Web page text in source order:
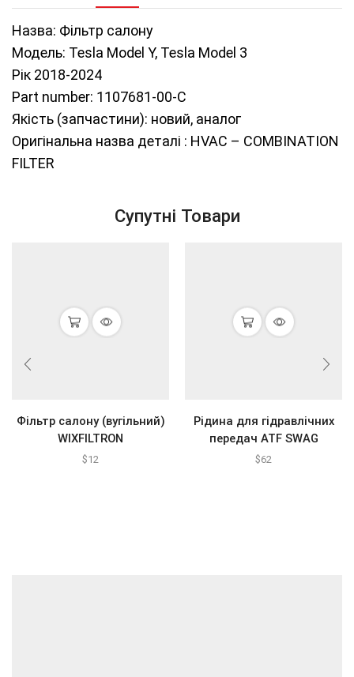
Назва: Фільтр салону
Модель: Tesla Model Y, Tesla Model 3
Рік 2018-2024
Part number: 1107681-00-C
Якість (запчастини): новий, аналог
Оригінальна назва деталі : HVAC – COMBINATION
FILTER
Супутні Товари
Фільтр салону (вугільний)
WIXFILTRON
$12
Рідина для гідравлічних
передач ATF SWAG
$62